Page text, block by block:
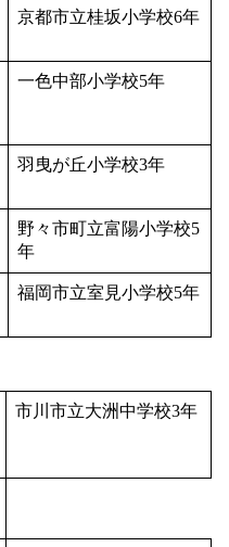
京都市立桂坂小学校6年
一色中部小学校5年
羽曳が丘小学校3年
野々市町立富陽小学校5
年
福岡市立室見小学校5年
市川市立大洲中学校3年